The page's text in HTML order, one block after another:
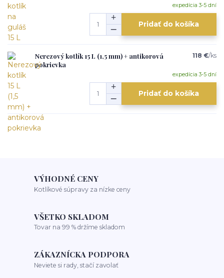
expedícia 3-5 dní
Pridať do košíka
Nerezový kotlík 15 L (1,5 mm) + antikorová
pokrievka
118 €/ks
expedícia 3-5 dní
Pridať do košíka
VÝHODNÉ CENY
Kotlíkové súpravy za nízke ceny
VŠETKO SKLADOM
Tovar na 99 % držíme skladom
ZÁKAZNÍCKA PODPORA
Neviete si rady, stačí zavolať